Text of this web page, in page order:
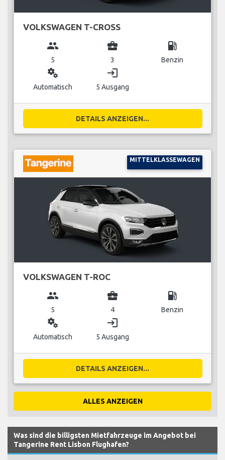
VOLKSWAGEN T-CROSS
group
5
business_center
3
local_gas_station
Benzin
miscellaneous_services
Automatisch
login
5 Ausgang
DETAILS ANZEIGEN...
MITTELKLASSEWAGEN
VOLKSWAGEN T-ROC
group
5
business_center
4
local_gas_station
Benzin
miscellaneous_services
Automatisch
login
5 Ausgang
DETAILS ANZEIGEN...
ALLES ANZEIGEN
Was sind die billigsten Mietfahrzeuge im Angebot bei
Tangerine Rent Lisbon Flughafen?